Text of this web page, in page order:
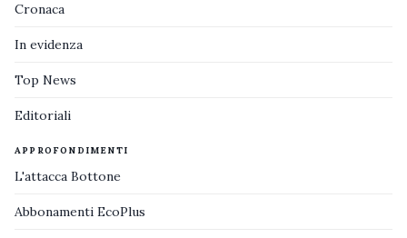
Cronaca
In evidenza
Top News
Editoriali
APPROFONDIMENTI
L'attacca Bottone
Abbonamenti EcoPlus